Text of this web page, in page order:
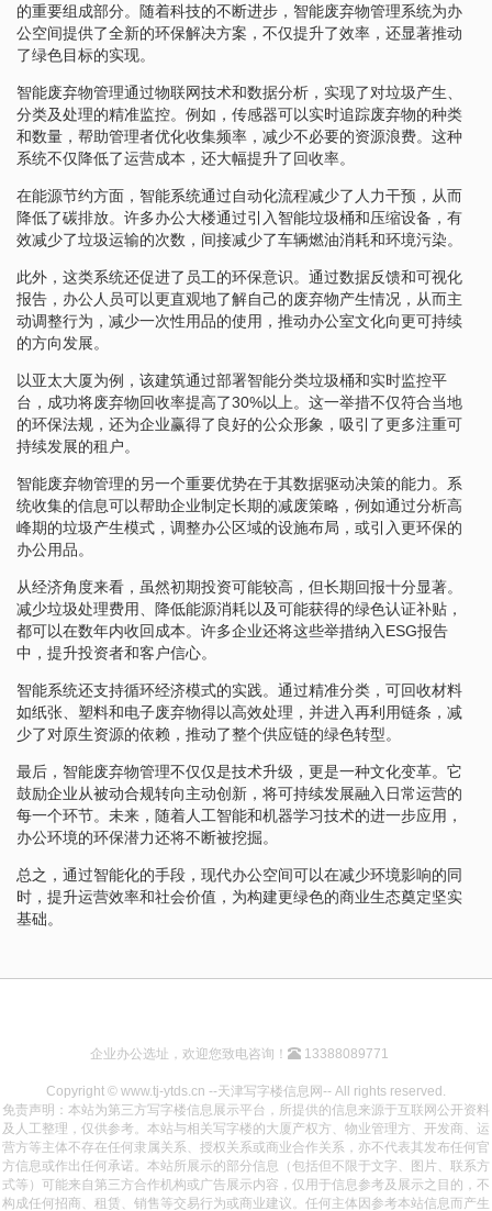
的重要组成部分。随着科技的不断进步，智能废弃物管理系统为办
公空间提供了全新的环保解决方案，不仅提升了效率，还显著推动
了绿色目标的实现。
智能废弃物管理通过物联网技术和数据分析，实现了对垃圾产生、
分类及处理的精准监控。例如，传感器可以实时追踪废弃物的种类
和数量，帮助管理者优化收集频率，减少不必要的资源浪费。这种
系统不仅降低了运营成本，还大幅提升了回收率。
在能源节约方面，智能系统通过自动化流程减少了人力干预，从而
降低了碳排放。许多办公大楼通过引入智能垃圾桶和压缩设备，有
效减少了垃圾运输的次数，间接减少了车辆燃油消耗和环境污染。
此外，这类系统还促进了员工的环保意识。通过数据反馈和可视化
报告，办公人员可以更直观地了解自己的废弃物产生情况，从而主
动调整行为，减少一次性用品的使用，推动办公室文化向更可持续
的方向发展。
以亚太大厦为例，该建筑通过部署智能分类垃圾桶和实时监控平
台，成功将废弃物回收率提高了30%以上。这一举措不仅符合当地
的环保法规，还为企业赢得了良好的公众形象，吸引了更多注重可
持续发展的租户。
智能废弃物管理的另一个重要优势在于其数据驱动决策的能力。系
统收集的信息可以帮助企业制定长期的减废策略，例如通过分析高
峰期的垃圾产生模式，调整办公区域的设施布局，或引入更环保的
办公用品。
从经济角度来看，虽然初期投资可能较高，但长期回报十分显著。
减少垃圾处理费用、降低能源消耗以及可能获得的绿色认证补贴，
都可以在数年内收回成本。许多企业还将这些举措纳入ESG报告
中，提升投资者和客户信心。
智能系统还支持循环经济模式的实践。通过精准分类，可回收材料
如纸张、塑料和电子废弃物得以高效处理，并进入再利用链条，减
少了对原生资源的依赖，推动了整个供应链的绿色转型。
最后，智能废弃物管理不仅仅是技术升级，更是一种文化变革。它
鼓励企业从被动合规转向主动创新，将可持续发展融入日常运营的
每一个环节。未来，随着人工智能和机器学习技术的进一步应用，
办公环境的环保潜力还将不断被挖掘。
总之，通过智能化的手段，现代办公空间可以在减少环境影响的同
时，提升运营效率和社会价值，为构建更绿色的商业生态奠定坚实
基础。
企业办公选址，欢迎您致电咨询！ 13388089771
Copyright © www.tj-ytds.cn --天津写字楼信息网-- All rights reserved.
免责声明：本站为第三方写字楼信息展示平台，所提供的信息来源于互联网公开资料
及人工整理，仅供参考。本站与相关写字楼的大厦产权方、物业管理方、开发商、运
营方等主体不存在任何隶属关系、授权关系或商业合作关系，亦不代表其发布任何官
方信息或作出任何承诺。本站所展示的部分信息（包括但不限于文字、图片、联系方
式等）可能来自第三方合作机构或广告展示内容，仅用于信息参考及展示之目的，不
构成任何招商、租赁、销售等交易行为或商业建议。任何主体因参考本站信息而产生